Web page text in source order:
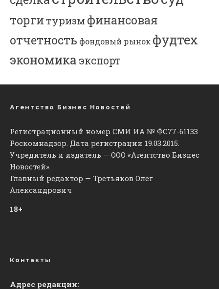
торгитуризм финансовая
отчетность фондовый рынок фудтех
экономика экспорт
Агентство Бизнес Новостей
Регистрационный номер СМИ ИА № ФС77-61133
Роскомнадзор. Дата регистрации 19.03.2015.
Учредитель и издатель — ООО «Агентство Бизнес
Новостей».
Главный редактор — Третьяков Олег
Александрович
18+
Контакты
Адрес редакции: